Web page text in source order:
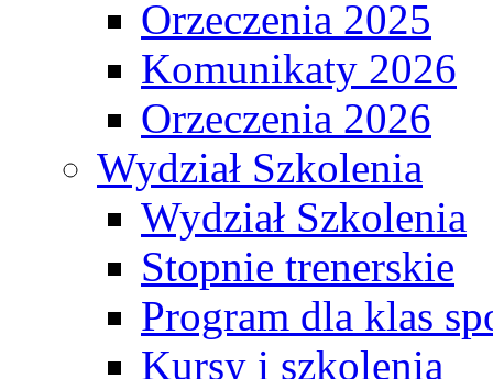
Orzeczenia 2025
Komunikaty 2026
Orzeczenia 2026
Wydział Szkolenia
Wydział Szkolenia
Stopnie trenerskie
Program dla klas
Kursy i szkolenia